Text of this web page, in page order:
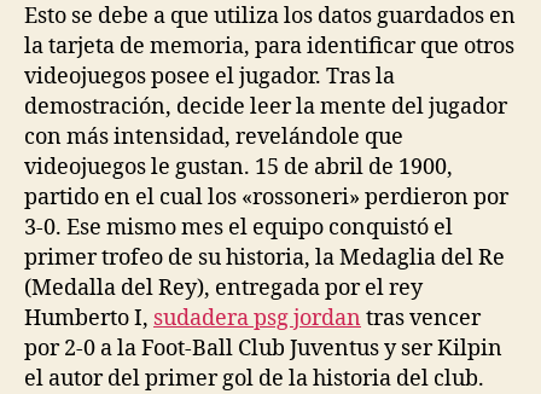
Esto se debe a que utiliza los datos guardados en
la tarjeta de memoria, para identificar que otros
videojuegos posee el jugador. Tras la
demostración, decide leer la mente del jugador
con más intensidad, revelándole que
videojuegos le gustan. 15 de abril de 1900,
partido en el cual los «rossoneri» perdieron por
3-0. Ese mismo mes el equipo conquistó el
primer trofeo de su historia, la Medaglia del Re
(Medalla del Rey), entregada por el rey
Humberto I, sudadera psg jordan tras vencer
por 2-0 a la Foot-Ball Club Juventus y ser Kilpin
el autor del primer gol de la historia del club.